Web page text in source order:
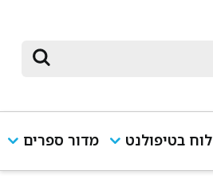
לוח בטיפולנט מדור ספרים